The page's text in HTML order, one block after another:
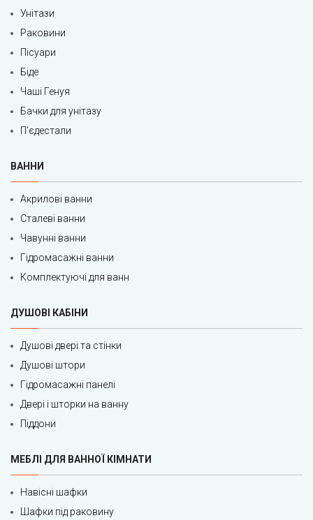
Унітази
Раковини
Пісуари
Біде
Чаші Генуя
Бачки для унітазу
П'єдестали
ВАННИ
Акрилові ванни
Сталеві ванни
Чавунні ванни
Гідромасажні ванни
Комплектуючі для ванн
ДУШОВІ КАБІНИ
Душові двері та стінки
Душові штори
Гідромасажні панелі
Двері і шторки на ванну
Піддони
МЕБЛІ ДЛЯ ВАННОЇ КІМНАТИ
Навісні шафки
Шафки під раковину